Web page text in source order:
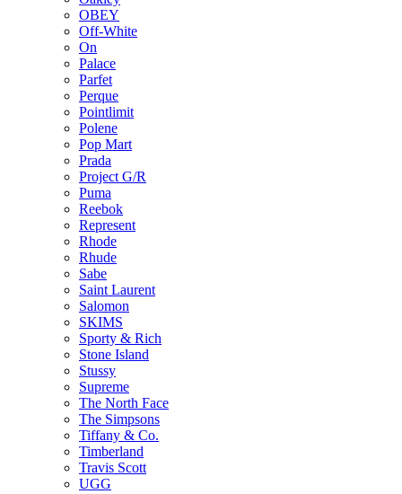
OBEY
Off-White
On
Palace
Parfet
Perque
Pointlimit
Polene
Pop Mart
Prada
Project G/R
Puma
Reebok
Represent
Rhode
Rhude
Sabe
Saint Laurent
Salomon
SKIMS
Sporty & Rich
Stone Island
Stussy
Supreme
The North Face
The Simpsons
Tiffany & Co.
Timberland
Travis Scott
UGG